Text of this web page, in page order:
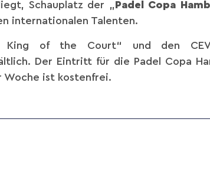
Schauplatz der „ Padel Copa
internationalen Talenten.
of the Court“ und den CEV
Der Eintritt für die Padel Copa
Woche ist kostenfrei.